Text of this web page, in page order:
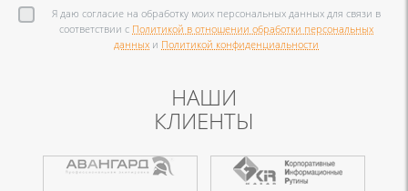
Я даю согласие на обработку моих персональных данных для связи в
соответствии с Политикой в отношении обработки персональных
данных и Политикой конфиденциальности
НАШИ
КЛИЕНТЫ